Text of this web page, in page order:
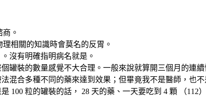
。
相關的知識時會莫名的反胃。
沒有明確指明病名就是。
罐裝的數量感覺不大合理。一般來說就算開三個月的連
混合多種不同的藥來達到效果；但畢竟我不是醫師，也
100 粒的罐裝的話， 28 天的藥、一天要吃到 4 顆 （112